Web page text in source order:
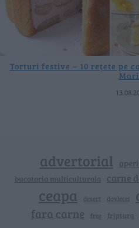
Torturi festive – 10 rețete pe
advertorial
bucataria multiculturala carne
ceapa desert dovlecei
fara carne free friptura